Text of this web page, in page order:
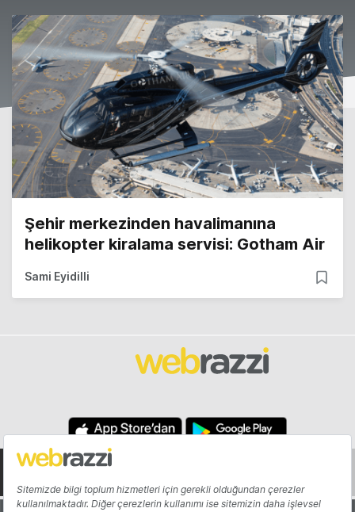
Şehir merkezinden havalimanına
helikopter kiralama servisi: Gotham Air
Sami Eyidilli